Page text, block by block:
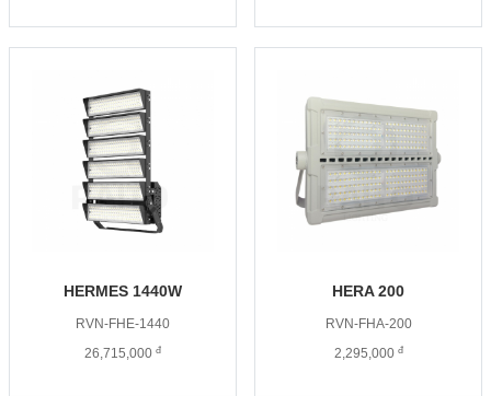
HERMES 1440W
RVN-FHE-1440
26,715,000 đ
HERA 200
RVN-FHA-200
2,295,000 đ